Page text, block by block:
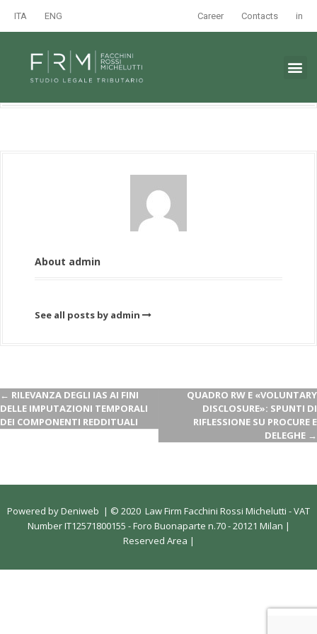
ITA ENG Career Contacts in
About admin
See all posts by admin
← RILEVANZA DEGLI IAS AI FINI
DELLE IMPUTAZIONI TEMPORALI
DEI COMPONENTI REDDITUALI
QUADRO RW E «VOLUNTARY
DISCLOSURE»: SPUNTI DI
RIFLESSIONE SU PROCURE E
DELEGHE →
Powered byDeniweb | © 2020 Law Firm Facchini Rossi Michelutti - VAT
Number IT12571800155 - Foro Buonaparte n.70 - 20121 Milan |
Reserved Area |